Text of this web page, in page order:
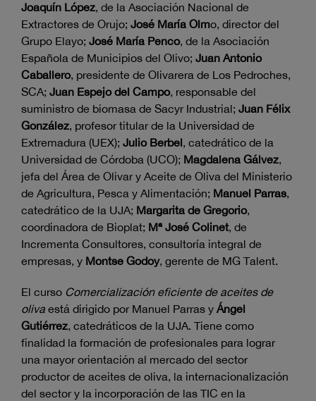
Joaquín López, de la Asociación Nacional de
Extractores de Orujo; José María Olmo, director del
Grupo Elayo; José María Penco, de la Asociación
Española de Municipios del Olivo; Juan Antonio
Caballero, presidente de Olivarera de Los Pedroches,
SCA; Juan Espejo del Campo, responsable del
suministro de biomasa de Sacyr Industrial; Juan Félix
González, profesor titular de la Universidad de
Extremadura (UEX); Julio Berbel, catedrático de la
Universidad de Córdoba (UCO); Magdalena Gálvez,
jefa del Área de Olivar y Aceite de Oliva del Ministerio
de Agricultura, Pesca y Alimentación; Manuel Parras,
catedrático de la UJA; Margarita de Gregorio,
coordinadora de Bioplat; Mª José Colinet, de
Incrementa Consultores, consultoría integral de
empresas, y Montse Godoy, gerente de MG Talent.
El curso Comercialización eficiente de aceites de
oliva está dirigido por Manuel Parras y Ángel
Gutiérrez, catedráticos de la UJA. Tiene como
finalidad la formación de profesionales para lograr
una mayor orientación al mercado del sector
productor de aceites de oliva, la internacionalización
del sector y la incorporación de las TIC en la